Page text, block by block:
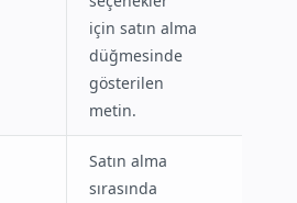
için satın alma
düğmesinde
gösterilen
metin.
Satın alma
sırasında